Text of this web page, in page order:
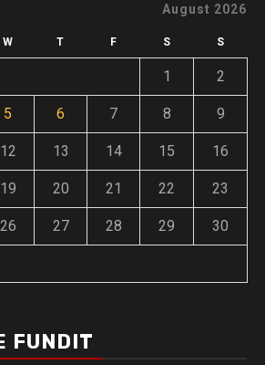
August 2026
W T F S S
1 2
5 6 7 8 9
12 13 14 15 16
19 20 21 22 23
26 27 28 29 30
FUNDIT